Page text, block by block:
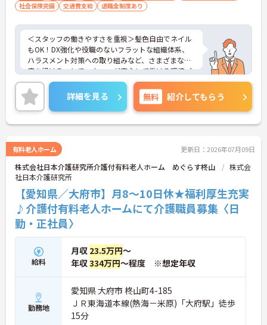
社会保険完備
交通費支給 退職金制度あり
＜スタッフの働きやすさを重視＞髪色自由でネイル
もOK！DX強化や役職のないフラットな組織体系、
ハラスメント対策への取り組みなど、さまざまな制
度を設けることでスタッフが安心して働ける環境づ
くりに取り組まれています。
＜ライフスタイルに合わせた勤務形態＞夜勤ありの
シフト常勤、日勤専従、夜勤専従といったさまざま
な働き方が設定されている法人です。
＜チームで連携しながらのお仕事＞一人ひとりが主
野は互いで補い合うなど、チームとしてしっかりと
連携を取りながら日々の業務に努められています。
ご興味のある方には、面接対策ポイント等、さらに
詳細をお話ししますのでお気軽にご相談ください！
詳細を見る 無料 紹介してもらう
有料老人ホーム 更新日：2026年07月09日
株式会社日本介護研究所介護付有料老人ホーム めぐらす柊山
株式会
社日本介護研究所
【愛知県／大府市】月8～10日休★福利厚生充実
♪介護付有料老人ホームにて介護職員募集〈日
勤・正社員〉
給料
月収 23.5万円～
年収334万円～程度 ※想定年収
勤務地
愛知県 大府市 柊山町4-185
ＪＲ東海道本線(熱海－米原)「大府駅」徒歩
15分